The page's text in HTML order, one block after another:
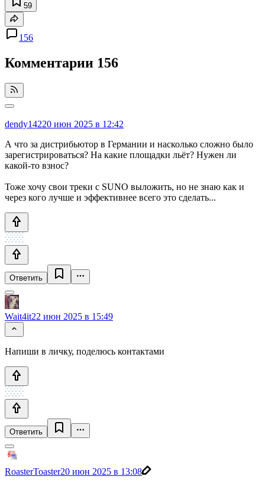
59
156
Комментарии 156
dendy14220 июн 2025 в 12:42
А что за дистрибьютор в Германии и насколько сложно было
зарегистрироваться? На какие площадки льёт? Нужен ли
какой-то взнос?
Тоже хочу свои треки с SUNO выложить, но не знаю как и
через кого лучше и эффективнее всего это сделать...
Ответить
Wait4it22 июн 2025 в 15:49
Напиши в личку, поделюсь контактами
Ответить
RoasterToaster20 июн 2025 в 13:08